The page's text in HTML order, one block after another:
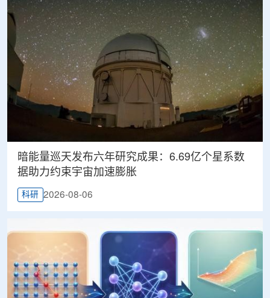
暗能量巡天发布六年研究成果：6.69亿个星系数
据助力约束宇宙加速膨胀
科研 2026-08-06